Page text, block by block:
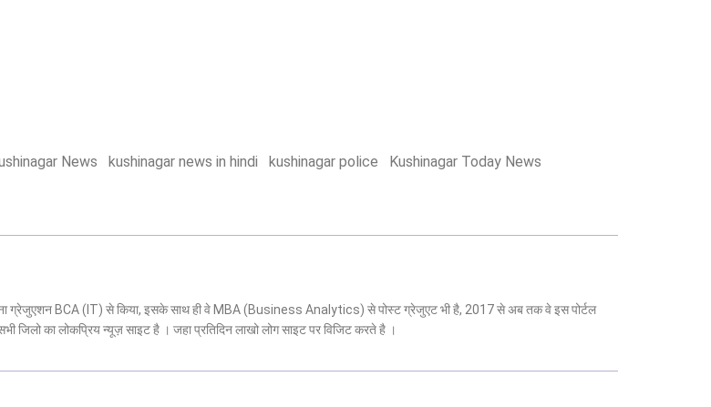
News kushinagar news in hindi kushinagar police
Kushinagar Today News
ग्रेजुएशन BCA (IT) से किया, इसके साथ ही वे MBA (Business Analytics) से पोस्ट ग्रेजुएट भी है, 2017 से अब तक वे इस पोर्टल
का लोकप्रिय न्यूज़ साइट है । जहा प्रतिदिन लाखो लोग साइट पर विजिट करते है ।